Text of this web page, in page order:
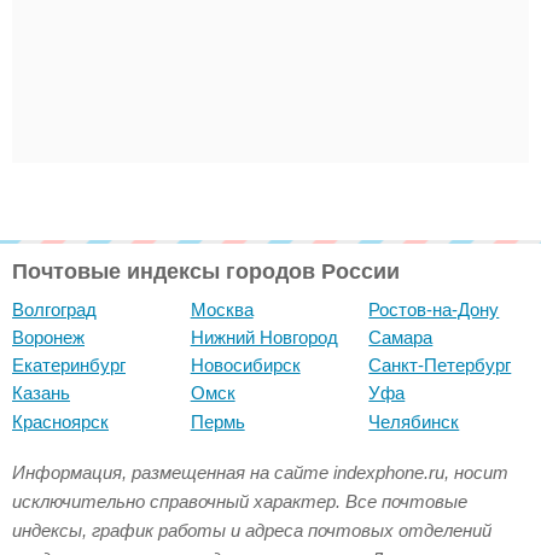
Почтовые индексы городов России
Волгоград
Воронеж
Екатеринбург
Казань
Красноярск
Москва
Нижний Новгород
Новосибирск
Омск
Пермь
Ростов-на-Дону
Самара
Санкт-Петербург
Уфа
Челябинск
Информация, размещенная на сайте indexphone.ru, носит
исключительно справочный характер. Все почтовые
индексы, график работы и адреса почтовых отделений